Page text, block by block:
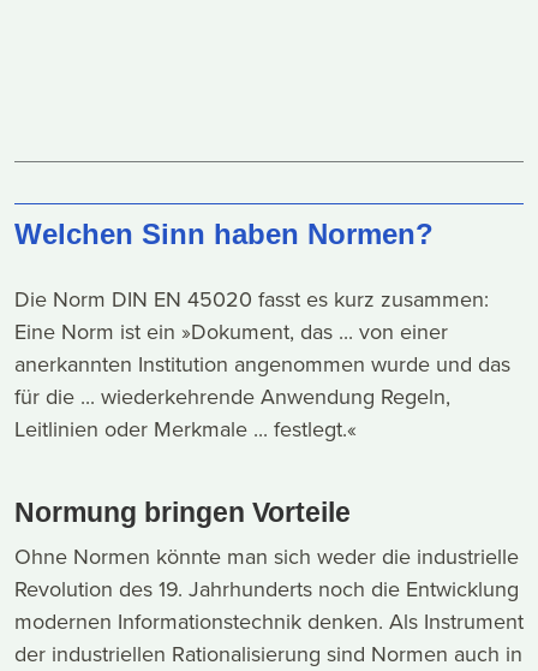
Welchen Sinn haben Normen?
Die Norm DIN EN 45020 fasst es kurz zusammen:
Eine Norm ist ein »Dokument, das ... von einer
anerkannten Institution angenommen wurde und das
für die ... wiederkehrende Anwendung Regeln,
Leitlinien oder Merkmale ... festlegt.«
Normung bringen Vorteile
Ohne Normen könnte man sich weder die industrielle
Revolution des 19. Jahrhunderts noch die Entwicklung
modernen Informationstechnik denken. Als Instrument
der industriellen Rationalisierung sind Normen auch in